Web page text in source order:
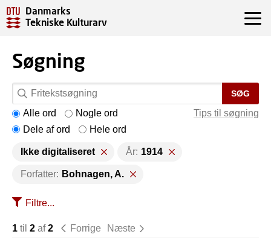
Danmarks
Tekniske Kulturarv
Søgning
SØG
Tips til søgning
Alle ord
Nogle ord
Dele af ord
Hele ord
Ikke digitaliseret År: 1914
Forfatter: Bohnagen, A.
Filtre...
1 til 2 af2 Forrige
Næste